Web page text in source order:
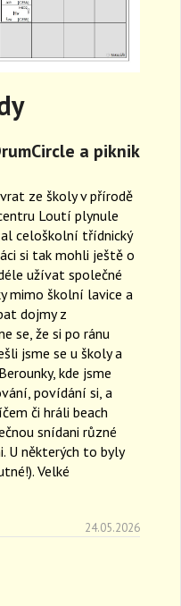
a piknik
ze školy v přírodě
Loutí plynule
celoškolní třídnický
si tak mohli ještě o
užívat společné
mimo školní lavice a
dojmy z
se, že si po ránu
jsme se u školy a
kde jsme
povídání si, a
či hráli beach
snídani různé
U některých to byly
Velké
24.05.2026